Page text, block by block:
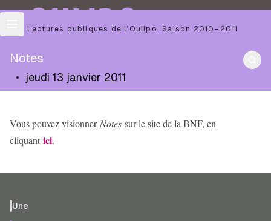
OULIPO
Les Lectures publiques de l’Oulipo ,Saison 2010–2011
Notes
• jeudi 13 janvier 2011
Vous pouvez visionner Notes sur le site de la BNF, en
cliquant ici.
Une